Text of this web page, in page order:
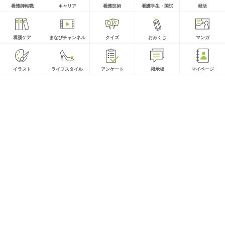
看護師転職 キャリア 看護技術 看護学生・国試 就活
看護ケア まなびチャンネル クイズ おみくじ マンガ
イラスト ライフスタイル アンケート 掲示板 マイページ